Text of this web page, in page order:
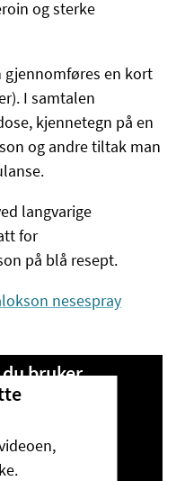
og sterke
gjennomføres en kort
I samtalen
kjennetegn på en
og andre tiltak man
langvarige
for
på blå resept.
nesespray
bruker